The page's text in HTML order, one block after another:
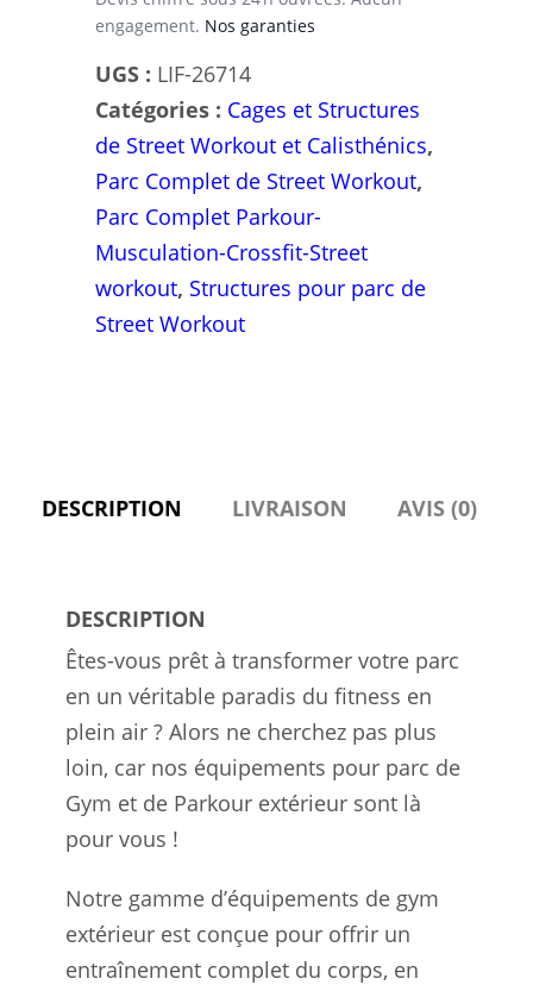
engagement. Nos garanties
UGS : LIF-26714
Catégories : Cages et Structures
de Street Workout et Calisthénics,
Parc Complet de Street Workout,
Parc Complet Parkour-
Musculation-Crossfit-Street
workout, Structures pour parc de
Street Workout
DESCRIPTION LIVRAISON AVIS (0)
DESCRIPTION
Êtes-vous prêt à transformer votre parc
en un véritable paradis du fitness en
plein air ? Alors ne cherchez pas plus
loin, car nos équipements pour parc de
Gym et de Parkour extérieur sont là
pour vous !
Notre gamme d’équipements de gym
extérieur est conçue pour offrir un
entraînement complet du corps, en